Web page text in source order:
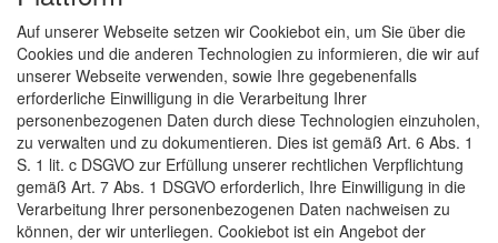
Auf unserer Webseite setzen wir Cookiebot ein, um Sie über die
Cookies und die anderen Technologien zu informieren, die wir auf
unserer Webseite verwenden, sowie Ihre gegebenenfalls
erforderliche Einwilligung in die Verarbeitung Ihrer
personenbezogenen Daten durch diese Technologien einzuholen,
zu verwalten und zu dokumentieren. Dies ist gemäß Art. 6 Abs. 1
S. 1 lit. c DSGVO zur Erfüllung unserer rechtlichen Verpflichtung
gemäß Art. 7 Abs. 1 DSGVO erforderlich, Ihre Einwilligung in die
Verarbeitung Ihrer personenbezogenen Daten nachweisen zu
können, der wir unterliegen. Cookiebot ist ein Angebot der